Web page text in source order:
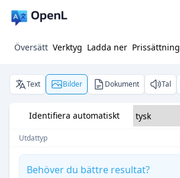
Översätt Verktyg Ladda ner Prissättning
Text Bilder Dokument Tal
Identifiera automatiskt
Utdattyp
Behöver du bättre resultat?